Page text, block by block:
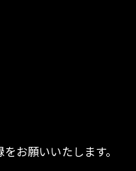
お願いいたします。